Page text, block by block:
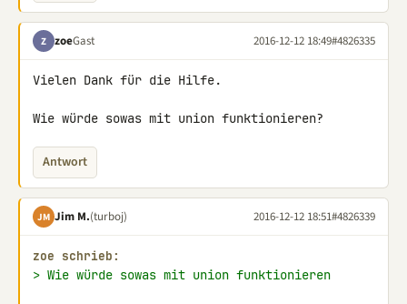
Z zoeGast 2016-12-12 18:49#4826335
Vielen Dank für die Hilfe.
Wie würde sowas mit union funktionieren?
Antwort
JM Jim M.(turboj) 2016-12-12 18:51#4826339
zoe schrieb:
> Wie würde sowas mit union funktionieren